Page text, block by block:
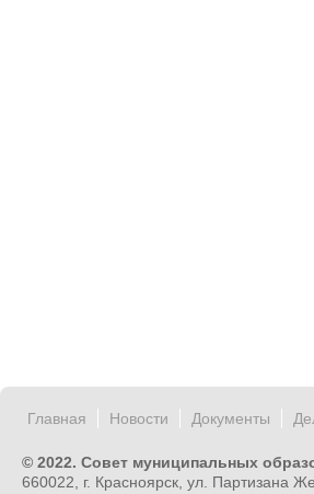
Главная Новости Документы
© 2022. Совет муниципальных
660022, г. Красноярск, ул. Партизана